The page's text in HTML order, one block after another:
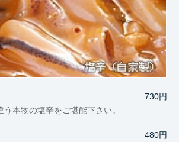
730円
本物の塩辛をご堪能下さい。
480円